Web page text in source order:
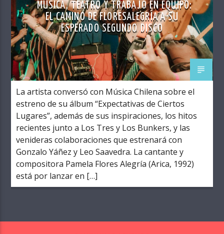
MÚSICA, TEATRO Y TRABAJO EN EQUIPO:
EL CAMINO DE FLORESALEGRÍA A SU
ESPERADO SEGUNDO DISCO
La artista conversó con Música Chilena sobre el
estreno de su álbum “Expectativas de Ciertos
Lugares”, además de sus inspiraciones, los hitos
recientes junto a Los Tres y Los Bunkers, y las
venideras colaboraciones que estrenará con
Gonzalo Yáñez y Leo Saavedra. La cantante y
compositora Pamela Flores Alegría (Arica, 1992)
está por lanzar en […]